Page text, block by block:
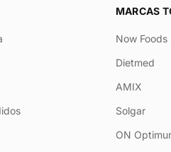
MARCAS
Now Foods
Dietmed
AMIX
Solgar
ON